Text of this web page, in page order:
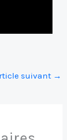
suivant →